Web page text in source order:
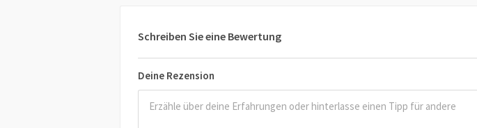
Schreiben Sie eine Bewertung
Deine Rezension